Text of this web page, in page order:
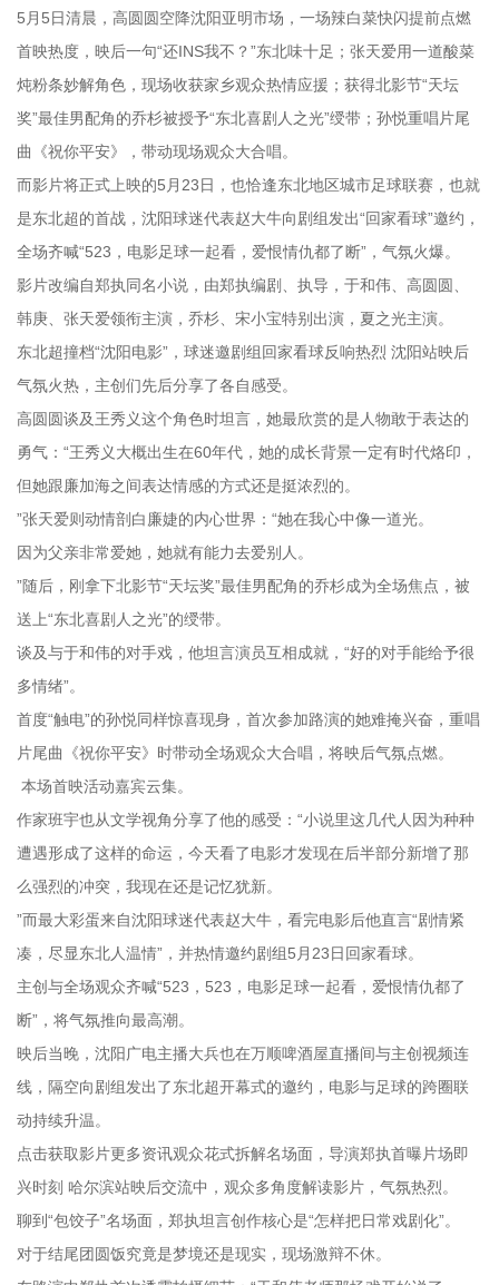
5月5日清晨，高圆圆空降沈阳亚明市场，一场辣白菜快闪提前点燃
首映热度，映后一句“还INS我不？”东北味十足；张天爱用一道酸菜
炖粉条妙解角色，现场收获家乡观众热情应援；获得北影节“天坛
奖”最佳男配角的乔杉被授予“东北喜剧人之光”绶带；孙悦重唱片尾
曲《祝你平安》，带动现场观众大合唱。
而影片将正式上映的5月23日，也恰逢东北地区城市足球联赛，也就
是东北超的首战，沈阳球迷代表赵大牛向剧组发出“回家看球”邀约，
全场齐喊“523，电影足球一起看，爱恨情仇都了断”，气氛火爆。
影片改编自郑执同名小说，由郑执编剧、执导，于和伟、高圆圆、
韩庚、张天爱领衔主演，乔杉、宋小宝特别出演，夏之光主演。
东北超撞档“沈阳电影”，球迷邀剧组回家看球反响热烈 沈阳站映后
气氛火热，主创们先后分享了各自感受。
高圆圆谈及王秀义这个角色时坦言，她最欣赏的是人物敢于表达的
勇气：“王秀义大概出生在60年代，她的成长背景一定有时代烙印，
但她跟廉加海之间表达情感的方式还是挺浓烈的。
”张天爱则动情剖白廉婕的内心世界：“她在我心中像一道光。
因为父亲非常爱她，她就有能力去爱别人。
”随后，刚拿下北影节“天坛奖”最佳男配角的乔杉成为全场焦点，被
送上“东北喜剧人之光”的绶带。
谈及与于和伟的对手戏，他坦言演员互相成就，“好的对手能给予很
多情绪”。
首度“触电”的孙悦同样惊喜现身，首次参加路演的她难掩兴奋，重唱
片尾曲《祝你平安》时带动全场观众大合唱，将映后气氛点燃。
本场首映活动嘉宾云集。
作家班宇也从文学视角分享了他的感受：“小说里这几代人因为种种
遭遇形成了这样的命运，今天看了电影才发现在后半部分新增了那
么强烈的冲突，我现在还是记忆犹新。
”而最大彩蛋来自沈阳球迷代表赵大牛，看完电影后他直言“剧情紧
凑，尽显东北人温情”，并热情邀约剧组5月23日回家看球。
主创与全场观众齐喊“523，523，电影足球一起看，爱恨情仇都了
断”，将气氛推向最高潮。
映后当晚，沈阳广电主播大兵也在万顺啤酒屋直播间与主创视频连
线，隔空向剧组发出了东北超开幕式的邀约，电影与足球的跨圈联
动持续升温。
点击获取影片更多资讯观众花式拆解名场面，导演郑执首曝片场即
兴时刻 哈尔滨站映后交流中，观众多角度解读影片，气氛热烈。
聊到“包饺子”名场面，郑执坦言创作核心是“怎样把日常戏剧化”。
对于结尾团圆饭究竟是梦境还是现实，现场激辩不休。